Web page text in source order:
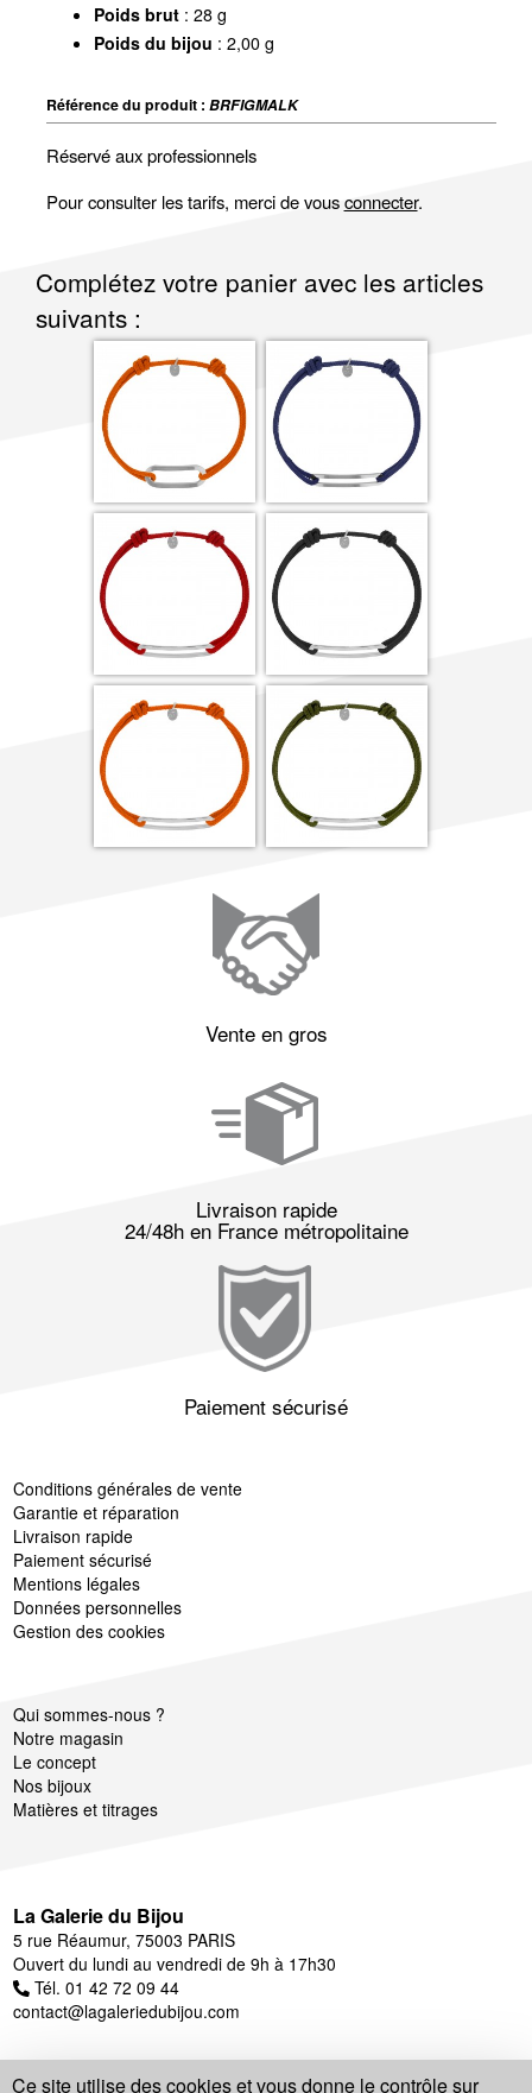
Poids brut: 28 g
Poids du bijou : 2,00 g
Référence du produit : BRFIGMALK
Réservé aux professionnels
Pour consulter les tarifs, merci de vousconnecter.
Complétez votre panier avec les articles
suivants :
Vente en gros
Livraison rapide
24/48h en France métropolitaine
Paiement sécurisé
Conditions générales de vente
Garantie et réparation
Livraison rapide
Paiement sécurisé
Mentions légales
Données personnelles
Gestion des cookies
Qui sommes-nous ?
Notre magasin
Le concept
Nos bijoux
Matières et titrages
La Galerie du Bijou
5 rue Réaumur, 75003 PARIS
Ouvert du lundi au vendredi de 9h à 17h30
Tél. 01 42 72 09 44
contact@lagaleriedubijou.com
Ce site utilise des cookies et vous donne le contrôle sur